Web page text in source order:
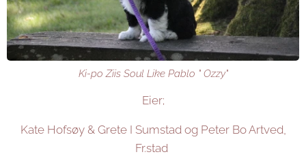
Ki-po Ziis Soul Like Pablo " Ozzy"
Eier;
Kate Hofsøy & Grete I Sumstad og Peter Bo Artved,
Fr.stad